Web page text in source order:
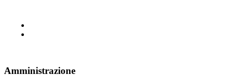
Amministrazione